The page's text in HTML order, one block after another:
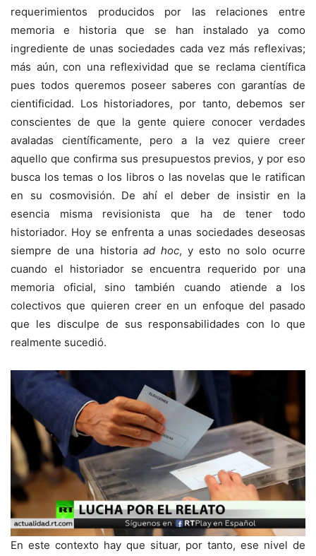
requerimientos producidos por las relaciones entre
memoria e historia que se han instalado ya como
ingrediente de unas sociedades cada vez más reflexivas;
más aún, con una reflexividad que se reclama científica
pues todos queremos poseer saberes con garantías de
cientificidad. Los historiadores, por tanto, debemos ser
conscientes de que la gente quiere conocer verdades
avaladas científicamente, pero a la vez quiere creer
aquello que confirma sus presupuestos previos, y por eso
busca los temas o los libros o las novelas que le ratifican
en su cosmovisión. De ahí el deber de insistir en la
esencia misma revisionista que ha de tener todo
historiador. Hoy se enfrenta a unas sociedades deseosas
siempre de una historia ad hoc, y esto no solo ocurre
cuando el historiador se encuentra requerido por una
memoria oficial, sino también cuando atiende a los
colectivos que quieren creer en un enfoque del pasado
que les disculpe de sus responsabilidades con lo que
realmente sucedió.
En este contexto hay que situar, por tanto, ese nivel de